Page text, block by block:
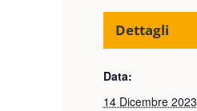
Dettagli
Data:
14 Dicembre 2023